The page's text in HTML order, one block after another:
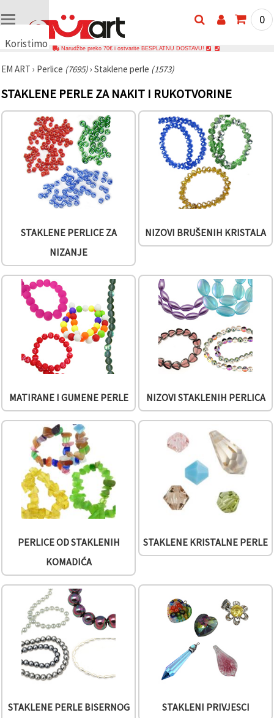
Koristimo
🍪
kolačiće i
tehnologije
kako bismo
osigurali
ispravno
funkcioniranje
stranice,
korisničko
privolu,
sadržaj i
oglase,
uključujući
uz pomoć
analitiku i
marketing.
Možete
svih
kolačića
klikom na
"Prihvati
naznačiti
preferencije
Postavkama
odabirom
određene
kolačića i
gumb
Postavke
0
Narudžbe preko 70€ i ostvarite BESPLATNU DOSTAVU!
EM ART › Perlice (7695)› Staklene perle (1573)
STAKLENE PERLE ZA NAKIT I RUKOTVORINE
STAKLENE PERLICE ZA
NIZANJE
NIZOVI BRUŠENIH KRISTALA
MATIRANE I GUMENE PERLE NIZOVI STAKLENIH PERLICA
PERLICE OD STAKLENIH
KOMADIĆA
STAKLENE KRISTALNE PERLE
STAKLENE PERLE BISERNOG
STAKLENI PRIVJESCI